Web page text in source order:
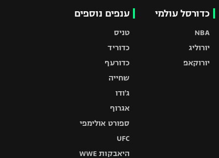
כדורסל עולמי
NBA
יורוליג
יורוקאפ
ענפים נוספים
טניס
כדוריד
כדורעף
שחייה
ג'ודו
אגרוף
ספורט אולימפי
UFC
היאבקות WWE